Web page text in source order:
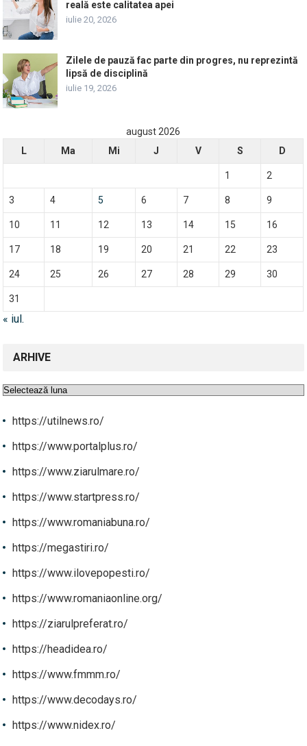
reală este calitatea apei
iulie 20, 2026
Zilele de pauză fac parte din progres, nu reprezintă
lipsă de disciplină
iulie 19, 2026
august 2026
L
Ma Mi J V S D
1 2
3 4 5 6 7 8 9
10 11 12 13 14 15 16
17 18 19 20 21 22 23
24 25 26 27 28 29 30
31
« iul.
ARHIVE
Arhive
https://utilnews.ro/
https://www.portalplus.ro/
https://www.ziarulmare.ro/
https://www.startpress.ro/
https://www.romaniabuna.ro/
https://megastiri.ro/
https://www.ilovepopesti.ro/
https://www.romaniaonline.org/
https://ziarulpreferat.ro/
https://headidea.ro/
https://www.fmmm.ro/
https://www.decodays.ro/
https://www.nidex.ro/